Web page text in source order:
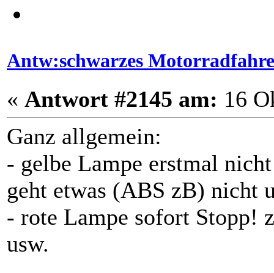
Antw:schwarzes
« Antwort #2145 am: 16
Ganz allgemein:
- gelbe Lampe erstmal
geht etwas (ABS zB) nicht
- rote Lampe sofort Stopp!
usw.